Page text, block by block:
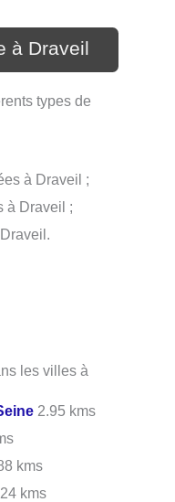
à Draveil
types de
à Draveil ;
à Draveil ;
les villes à
2.95 kms
kms
kms